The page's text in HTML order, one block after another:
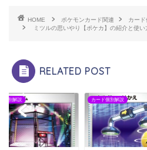
HOME ポケモンカード関連
カー
ミツルの思いやり【ポケカ】の紹介と使い
RELATED POST
個別解説 カード個別解説